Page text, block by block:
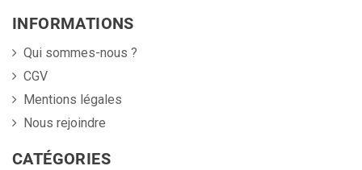
INFORMATIONS
Qui sommes-nous ?
CGV
Mentions légales
Nous rejoindre
CATÉGORIES